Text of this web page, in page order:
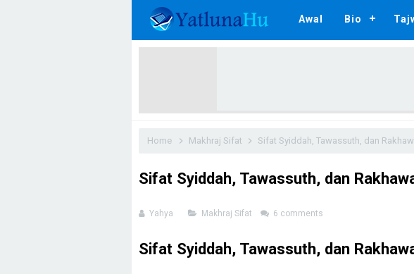
Awal Bio
Home Makhraj Sifat Sifat Syiddah, Tawassuth, dan
Sifat Syiddah, Tawassuth, dan
Yahya Makhraj Sifat 6 comments
Sifat Syiddah, Tawassuth, dan